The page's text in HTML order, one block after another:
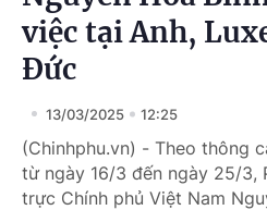
việc tại Anh,
Đức
13/03/2025 12:25
(Chinhphu.vn) - Theo thông
từ ngày 16/3 đến ngày 25/3,
trực Chính phủ Việt Nam